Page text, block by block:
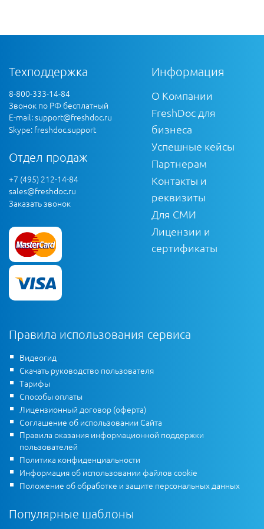
Техподдержка
8-800-333-14-84
Звонок по РФ бесплатный
E-mail:support@freshdoc.ru
Skype: freshdoc.support
Отдел продаж
+7 (495) 212-14-84
sales@freshdoc.ru
Заказать звонок
Информация
О Компании
FreshDoc для
бизнеса
Успешные кейсы
Партнерам
Контакты и
реквизиты
Для СМИ
Лицензии и
сертификаты
Правила использования сервиса
Видеогид
Скачать руководство пользователя
Тарифы
Способы оплаты
Лицензионный договор (оферта)
Соглашение об использовании Сайта
Правила оказания информационной поддержки
пользователей
Политика конфиденциальности
Информация об использовании файлов cookie
Положение об обработке и защите персональных данных
Популярные шаблоны